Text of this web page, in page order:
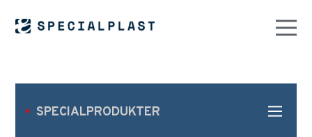
SPECIALPRODUKTER